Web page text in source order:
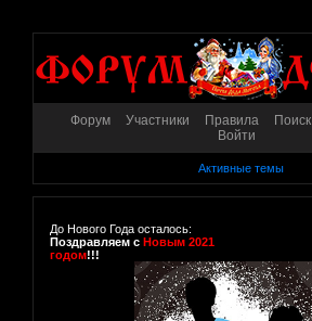
Форум Участники Правила Поиск
Войти
Активные темы
До Нового Года осталось:
Поздравляем с Новым 2021
годом!!!